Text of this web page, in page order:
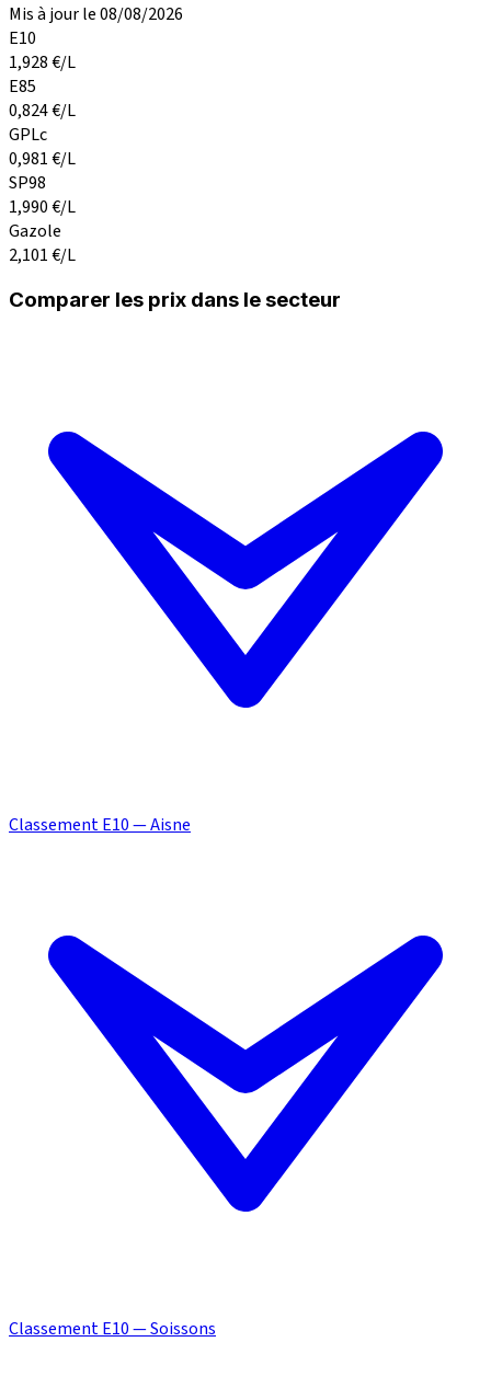
Mis à jour le 08/08/2026
E10
1,928€/L
E85
0,824€/L
GPLc
0,981€/L
SP98
1,990€/L
Gazole
2,101€/L
Comparer les prix dans le secteur
Classement E10 — Aisne
Classement E10 — Soissons